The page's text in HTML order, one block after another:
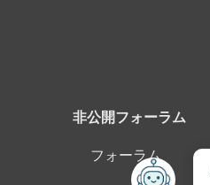
非公開フォーラム
フォーラム